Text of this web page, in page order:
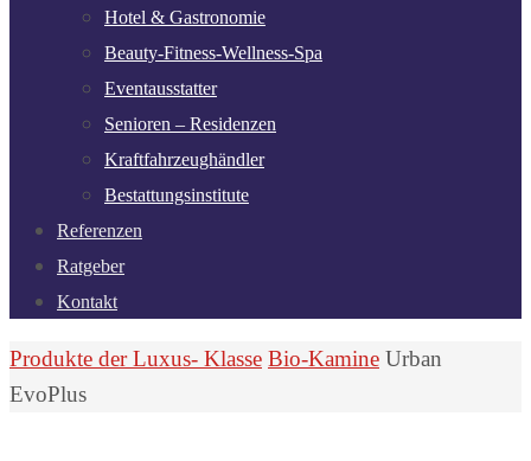
Hotel & Gastronomie
Beauty-Fitness-Wellness-Spa
Eventausstatter
Senioren – Residenzen
Kraftfahrzeughändler
Bestattungsinstitute
Referenzen
Ratgeber
Kontakt
Start
Produkte der Luxus- Klasse Bio-Kamine Urban
EvoPlus